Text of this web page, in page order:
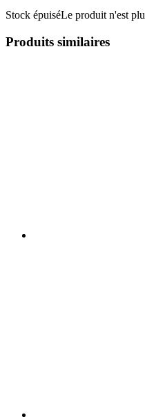
Stock épuiséLe produit n'est
Produits similaires